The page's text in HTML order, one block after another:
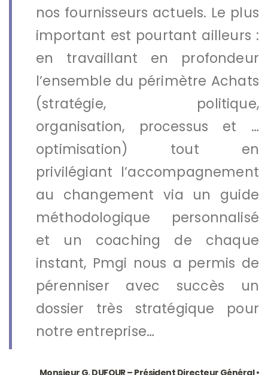
nos fournisseurs actuels. Le plus
important est pourtant ailleurs :
en travaillant en profondeur
l’ensemble du périmètre Achats
(stratégie, politique,
organisation, processus et …
optimisation) tout en
privilégiant l’accompagnement
au changement via un guide
méthodologique personnalisé
et un coaching de chaque
instant, Pmgi nous a permis de
pérenniser avec succès un
dossier très stratégique pour
notre entreprise…
Monsieur G. DUFOUR – Président Directeur Général •